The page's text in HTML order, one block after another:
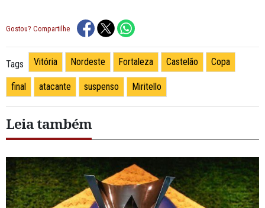
Gostou? Compartilhe
Tags Vitória Nordeste Fortaleza Castelão Copa
final atacante suspenso Miritello
Leia também